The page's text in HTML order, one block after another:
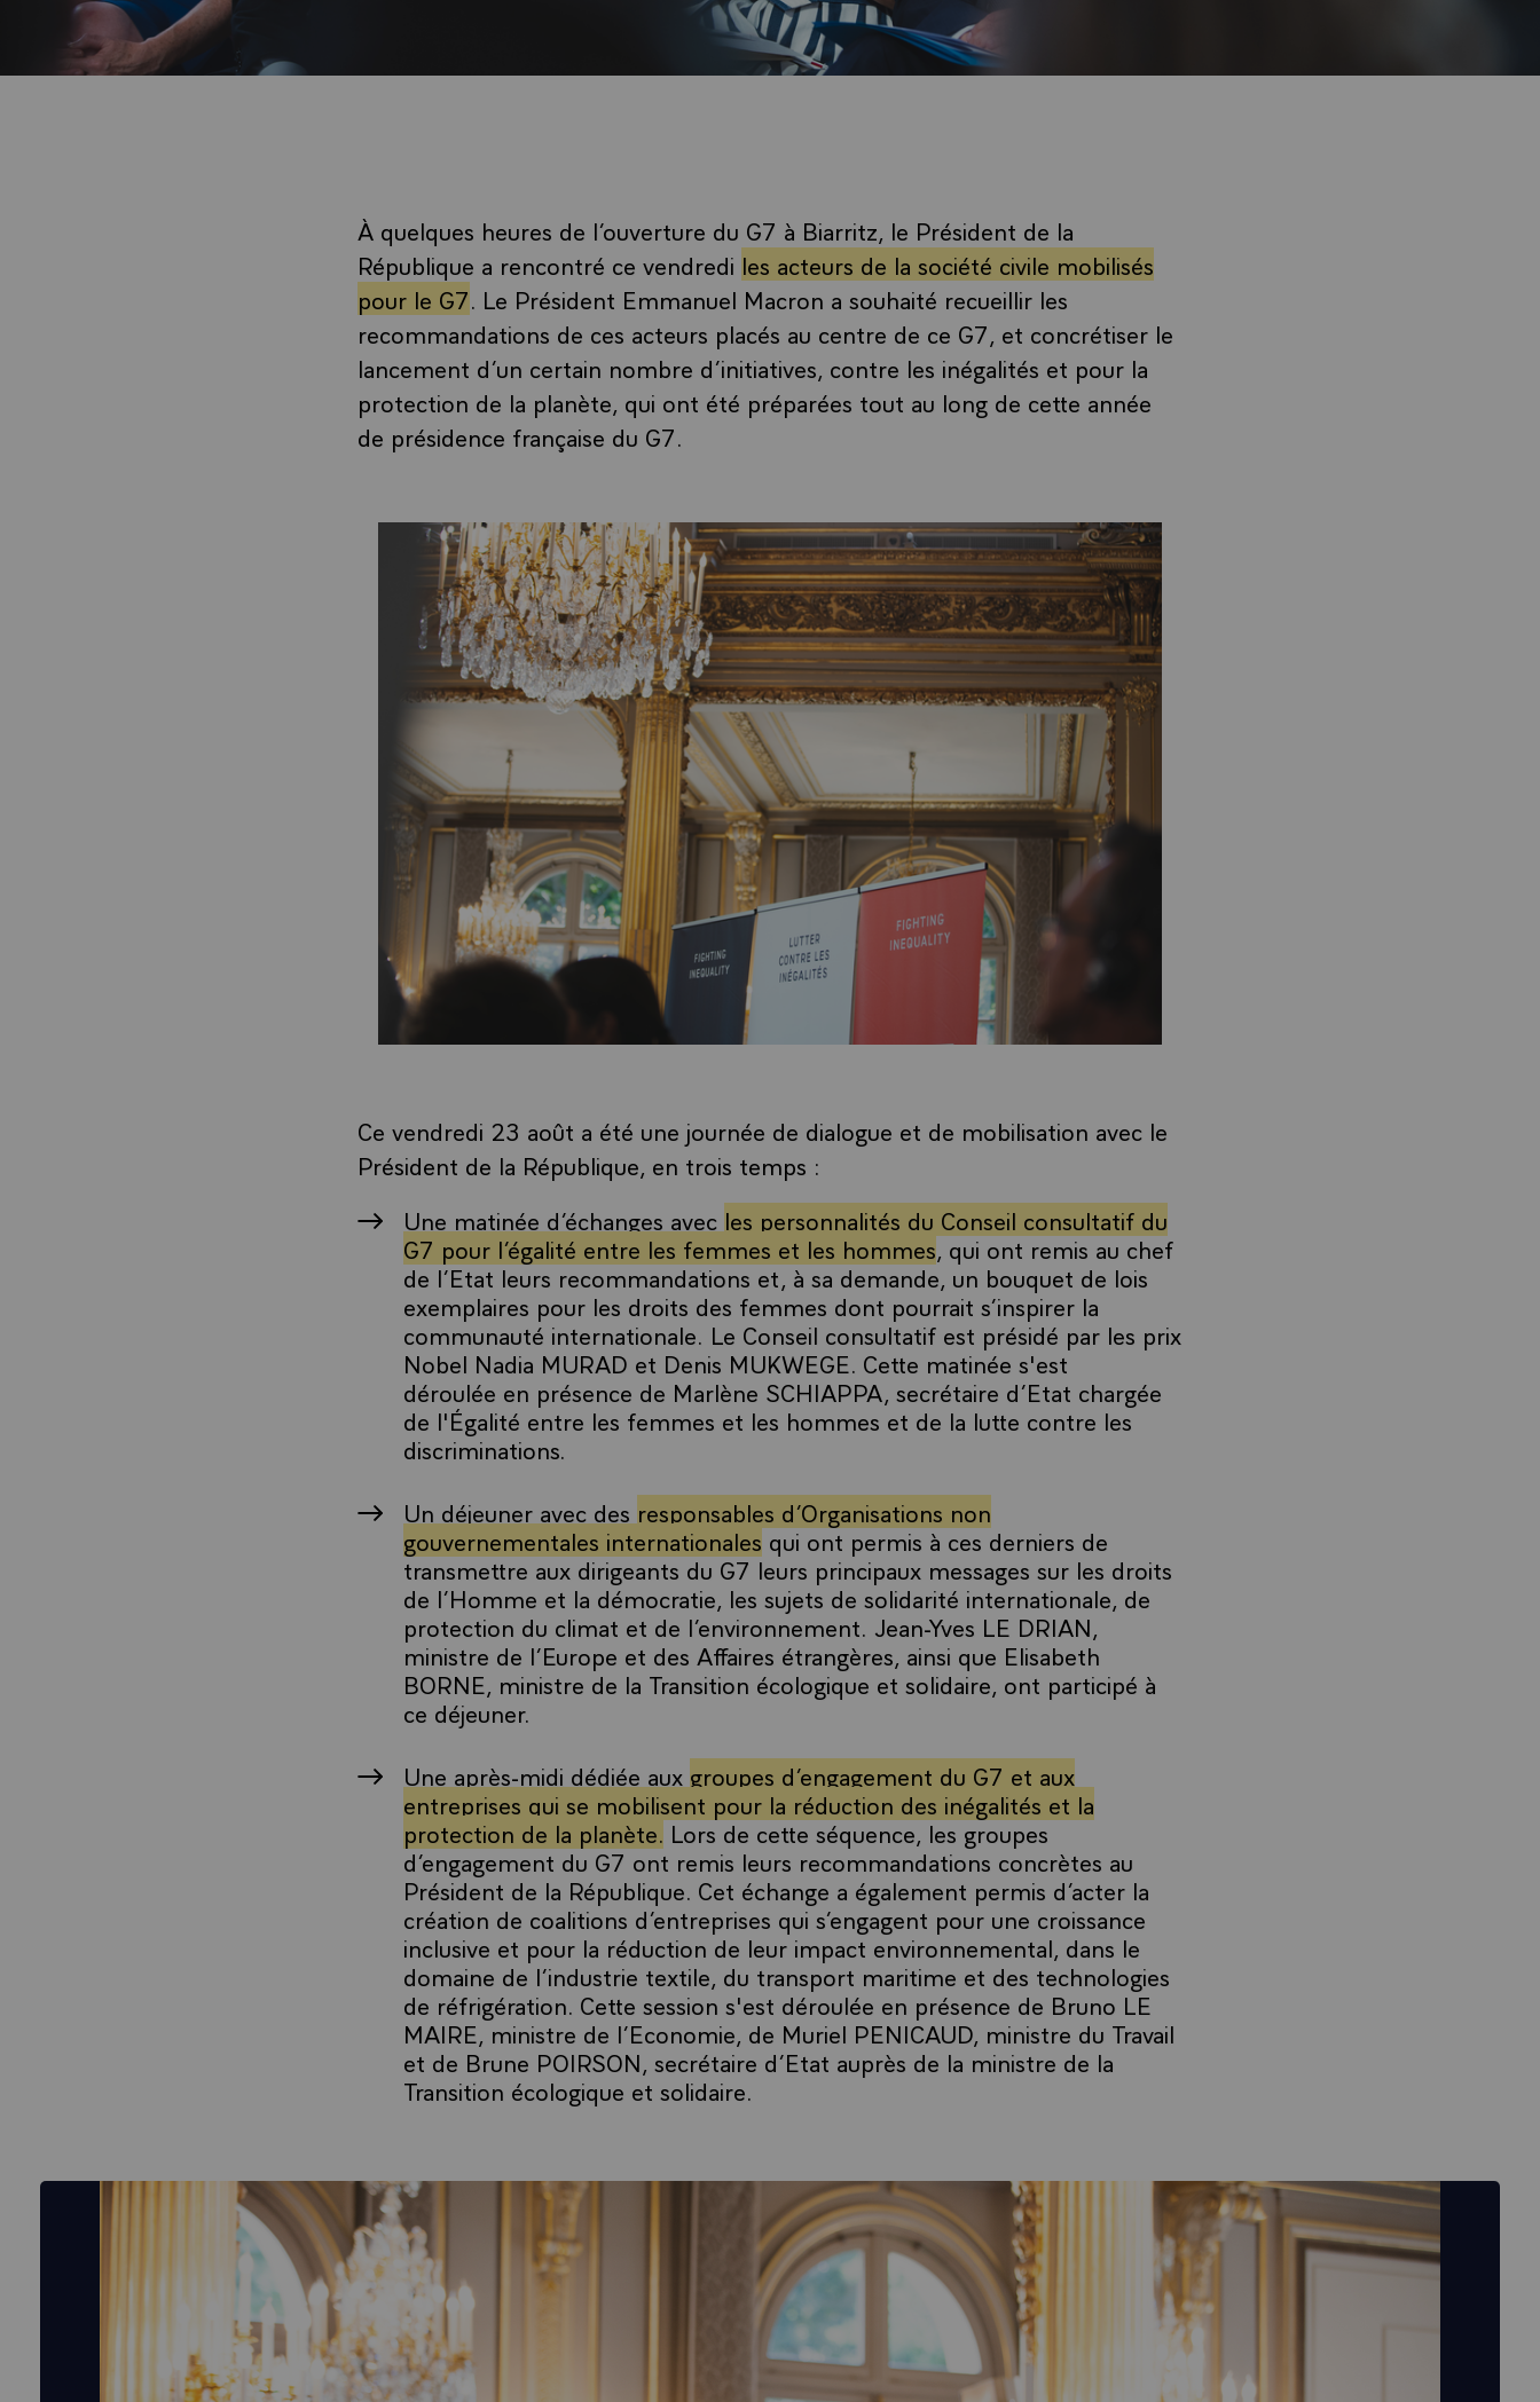
À quelques heures de l’ouverture du G7 à Biarritz, le Président de la
République a rencontré ce vendredi les acteurs de la société civile mobilisés
pour le G7. Le Président Emmanuel Macron a souhaité recueillir les
recommandations de ces acteurs placés au centre de ce G7, et concrétiser le
lancement d’un certain nombre d’initiatives, contre les inégalités et pour la
protection de la planète, qui ont été préparées tout au long de cette année
de présidence française du G7.
Ce vendredi 23 août a été une journée de dialogue et de mobilisation avec le
Président de la République, en trois temps :
Une matinée d’échanges avec les personnalités du Conseil consultatif du
G7 pour l’égalité entre les femmes et les hommes , qui ont remis au chef
de l’Etat leurs recommandations et, à sa demande, un bouquet de lois
exemplaires pour les droits des femmes dont pourrait s’inspirer la
communauté internationale. Le Conseil consultatif est présidé par les prix
Nobel Nadia MURAD et Denis MUKWEGE. Cette matinée s'est
déroulée en présence de Marlène SCHIAPPA, secrétaire d’Etat chargée
de l'Égalité entre les femmes et les hommes et de la lutte contre les
discriminations.
Un déjeuner avec des responsables d’Organisations non
gouvernementales internationales qui ont permis à ces derniers de
transmettre aux dirigeants du G7 leurs principaux messages sur les droits
de l’Homme et la démocratie, les sujets de solidarité internationale, de
protection du climat et de l’environnement. Jean-Yves LE DRIAN,
ministre de l’Europe et des Affaires étrangères, ainsi que Elisabeth
BORNE, ministre de la Transition écologique et solidaire, ont participé à
ce déjeuner.
Une après-midi dédiée aux groupes d’engagement du G7 et aux
entreprises qui se mobilisent pour la réduction des inégalités et la
protection de la planète. Lors de cette séquence, les groupes
d’engagement du G7 ont remis leurs recommandations concrètes au
Président de la République. Cet échange a également permis d’acter la
création de coalitions d’entreprises qui s’engagent pour une croissance
inclusive et pour la réduction de leur impact environnemental, dans le
domaine de l’industrie textile, du transport maritime et des technologies
de réfrigération. Cette session s'est déroulée en présence de Bruno LE
MAIRE, ministre de l’Economie, de Muriel PENICAUD, ministre du Travail
et de Brune POIRSON, secrétaire d’Etat auprès de la ministre de la
Transition écologique et solidaire.